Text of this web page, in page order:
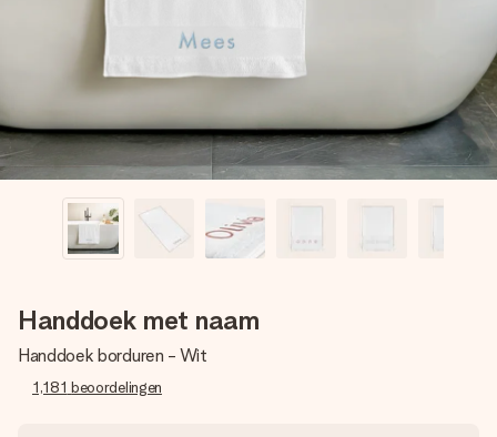
met alle aandacht voor het moment.
Handdoek met naam
Handdoek borduren - Wit
1,181 beoordelingen